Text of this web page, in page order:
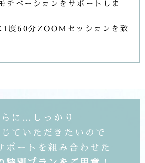
チベーションをサポートしま
1度60分ZOOMセッションを致
らに…しっかり
ていただきたいので
ポートを組み合わせた